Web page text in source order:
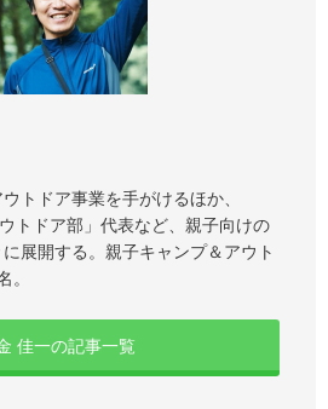
トドア事業を手がけるほか、
トドア部」代表など、親子向けの
展開する。親子キャンプ＆アウト
佳一の記事一覧